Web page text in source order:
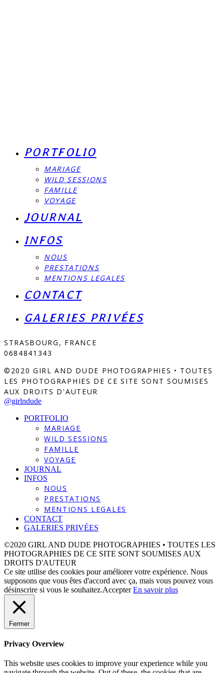
PORTFOLIO
MARIAGE
WILD SESSIONS
FAMILLE
VOYAGE
JOURNAL
INFOS
NOUS
PRESTATIONS
MENTIONS LEGALES
CONTACT
GALERIES PRIVÉES
STRASBOURG, FRANCE
0684841343
©2020 GIRL AND DUDE PHOTOGRAPHIES • TOUTES
LES PHOTOGRAPHIES DE CE SITE SONT SOUMISES
AUX DROITS D'AUTEUR
@girlndude
PORTFOLIO
MARIAGE
WILD SESSIONS
FAMILLE
VOYAGE
JOURNAL
INFOS
NOUS
PRESTATIONS
MENTIONS LEGALES
CONTACT
GALERIES PRIVÉES
©2020 GIRL AND DUDE PHOTOGRAPHIES • TOUTES LES
PHOTOGRAPHIES DE CE SITE SONT SOUMISES AUX
DROITS D'AUTEUR
Ce site utilise des cookies pour améliorer votre expérience. Nous
supposons que vous êtes d'accord avec ça, mais vous pouvez vous
désinscrire si vous le souhaitez.Accepter En savoir plus
Fermer
Privacy Overview
This website uses cookies to improve your experience while you